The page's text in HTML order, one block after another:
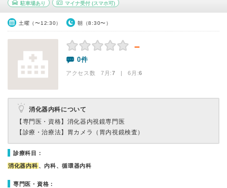
駐車場あり マイナ受付(スマホ可)
土曜（〜12:30） 朝（8:30〜）
－
0件
アクセス数 7月:7 | 6月:6
消化器内科について
【専門医・資格】 消化器内視鏡専門医
【診療・治療法】 胃カメラ（胃内視鏡検査）
診療科目：
消化器内科 、内科、循環器内科
専門医・資格：